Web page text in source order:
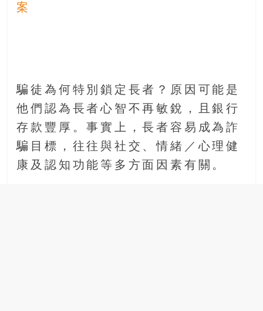
案
騙徒為何特別鎖定長者？原因可能是
他們認為長者心智不再敏銳，且銀行
存款豐厚。事實上，長者容易成為詐
騙目標，往往與社交、情緒／心理健
康及認知功能等多方面因素有關。